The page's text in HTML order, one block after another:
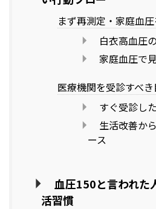
まず再測定・家庭血
白衣高血圧
家庭血圧で
医療機関を受診すべ
すぐ受診し
生活改善か
ース
血圧150と言われた
活習慣